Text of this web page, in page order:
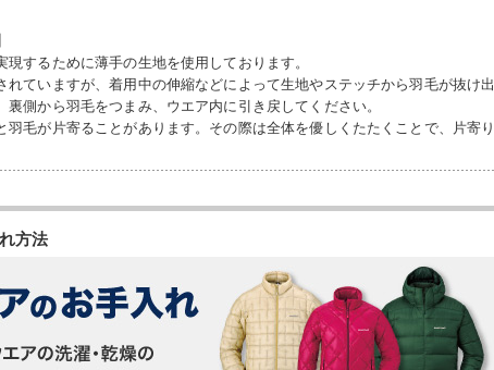
するために薄手の生地を使用しております。
れていますが、着用中の伸縮などによって生地やステッチから羽毛が抜け出
側から羽毛をつまみ、ウエア内に引き戻してください。
羽毛が片寄ることがあります。その際は全体を優しくたたくことで、片寄り
方法